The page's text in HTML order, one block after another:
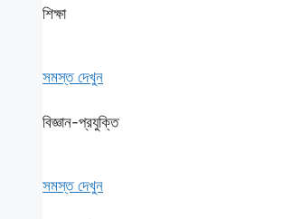
শিক্ষা
সমস্ত দেখুন
বিজ্ঞান-প্রযুক্তি
সমস্ত দেখুন